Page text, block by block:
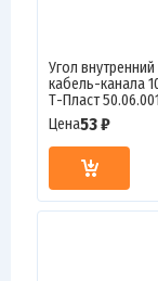
Угол
кабель-канала
Т-Пласт
Цена53 ₽